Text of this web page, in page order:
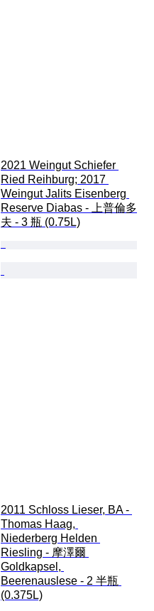
2021 Weingut Schiefer
Ried Reihburg; 2017
Weingut Jalits Eisenberg
Reserve Diabas - 上普倫多
夫 - 3 瓶 (0.75L)
2011 Schloss Lieser, BA -
Thomas Haag,
Niederberg Helden
Riesling - 摩澤爾
Goldkapsel,
Beerenauslese - 2 半瓶
(0.375L)